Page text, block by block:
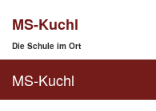
MS-Kuchl
Die Schule im Ort
MS-Kuchl